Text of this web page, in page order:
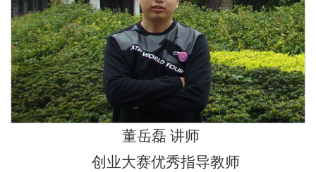
董岳磊 讲师
创业大赛优秀指导教师